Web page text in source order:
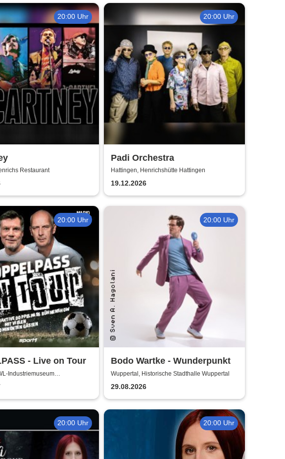
20:00 Uhr
Restaurant
20:00 Uhr
Padi Orchestra
Hattingen, Henrichshütte Hattingen
19.12.2026
20:00 Uhr
- Live on Tour
Industriemuseum
20:00 Uhr
Bodo Wartke - Wunderpunkt
Wuppertal, Historische Stadthalle Wuppertal
29.08.2026
20:00 Uhr 20:00 Uhr